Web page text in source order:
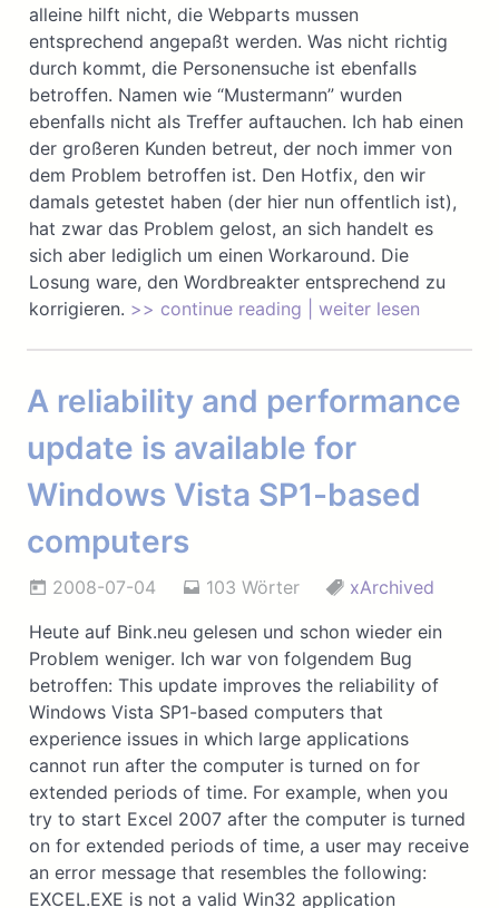
alleine hilft nicht, die Webparts mussen
entsprechend angepaßt werden. Was nicht richtig
durch kommt, die Personensuche ist ebenfalls
betroffen. Namen wie “Mustermann” wurden
ebenfalls nicht als Treffer auftauchen. Ich hab einen
der großeren Kunden betreut, der noch immer von
dem Problem betroffen ist. Den Hotfix, den wir
damals getestet haben (der hier nun offentlich ist),
hat zwar das Problem gelost, an sich handelt es
sich aber lediglich um einen Workaround. Die
Losung ware, den Wordbreakter entsprechend zu
korrigieren. >> continue reading | weiter lesen
A reliability and performance
update is available for
Windows Vista SP1-based
computers
2008-07-04 103 Wörter
xArchived
Heute auf Bink.neu gelesen und schon wieder ein
Problem weniger. Ich war von folgendem Bug
betroffen: This update improves the reliability of
Windows Vista SP1-based computers that
experience issues in which large applications
cannot run after the computer is turned on for
extended periods of time. For example, when you
try to start Excel 2007 after the computer is turned
on for extended periods of time, a user may receive
an error message that resembles the following:
EXCEL.EXE is not a valid Win32 application